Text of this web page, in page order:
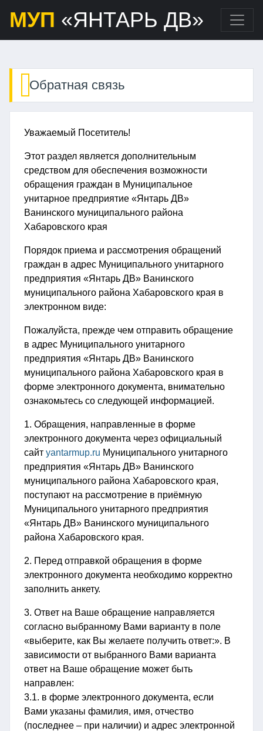
МУП «ЯНТАРЬ ДВ»
Обратная связь
Уважаемый Посетитель!
Этот раздел является дополнительным
средством для обеспечения возможности
обращения граждан в Муниципальное
унитарное предприятие «Янтарь ДВ»
Ванинского муниципального района
Хабаровского края
Порядок приема и рассмотрения обращений
граждан в адрес Муниципального унитарного
предприятия «Янтарь ДВ» Ванинского
муниципального района Хабаровского края в
электронном виде:
Пожалуйста, прежде чем отправить обращение
в адрес Муниципального унитарного
предприятия «Янтарь ДВ» Ванинского
муниципального района Хабаровского края в
форме электронного документа, внимательно
ознакомьтесь со следующей информацией.
1. Обращения, направленные в форме
электронного документа через официальный
сайт yantarmup.ru Муниципального унитарного
предприятия «Янтарь ДВ» Ванинского
муниципального района Хабаровского края,
поступают на рассмотрение в приёмную
Муниципального унитарного предприятия
«Янтарь ДВ» Ванинского муниципального
района Хабаровского края.
2. Перед отправкой обращения в форме
электронного документа необходимо корректно
заполнить анкету.
3. Ответ на Ваше обращение направляется
согласно выбранному Вами варианту в поле
«выберите, как Вы желаете получить ответ:». В
зависимости от выбранного Вами варианта
ответ на Ваше обращение может быть
направлен:
3.1. в форме электронного документа, если
Вами указаны фамилия, имя, отчество
(последнее – при наличии) и адрес электронной